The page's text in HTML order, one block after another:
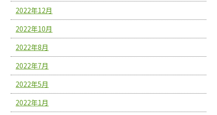
2022年12月
2022年10月
2022年8月
2022年7月
2022年5月
2022年1月